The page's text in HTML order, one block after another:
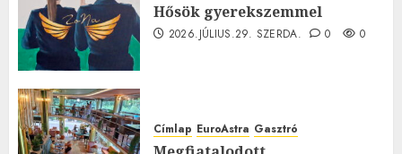
Hősök gyerekszemmel
2026.JÚLIUS.29. SZERDA. 0 0
Címlap EuroAstra Gasztró